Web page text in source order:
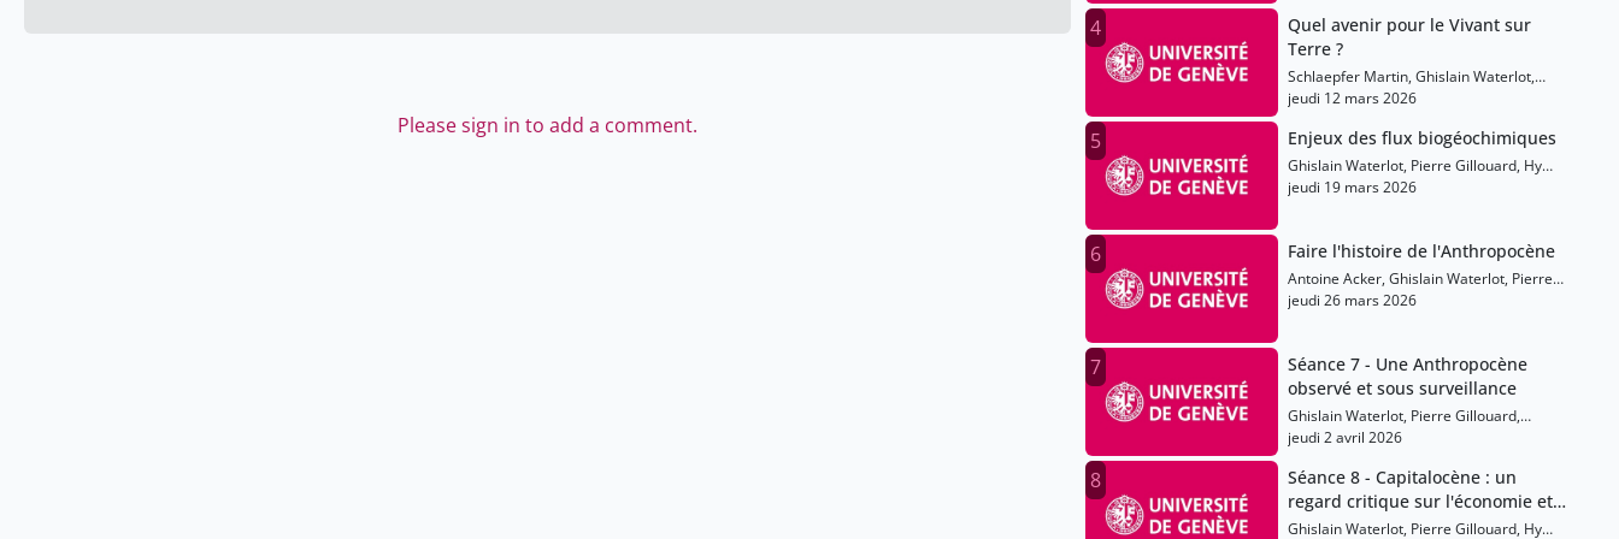
Please sign in to add a comment.
4
Quel avenir pour le Vivant sur
Terre ?
Schlaepfer Martin, Ghislain Waterlot,
Pierre Gillouard, Hy Dao, Julien Goy
jeudi 12 mars 2026
5 Enjeux des flux biogéochimiques
Ghislain Waterlot, Pierre Gillouard, Hy
Dao, Julien Goy, Aurélien Boutaud
jeudi 19 mars 2026
6 Faire l'histoire de l'Anthropocène
Antoine Acker, Ghislain Waterlot, Pierre
Gillouard, Hy Dao, Julien Goy
jeudi 26 mars 2026
7
Séance 7 - Une Anthropocène
observé et sous surveillance
Ghislain Waterlot, Pierre Gillouard,
Nicolas Baya-Laffite, Hy Dao, Julien Goy,
jeudi 2 avril 2026
8
Séance 8 - Capitalocène : un
regard critique sur l'économie et
sur l'environnement
Ghislain Waterlot, Pierre Gillouard, Hy